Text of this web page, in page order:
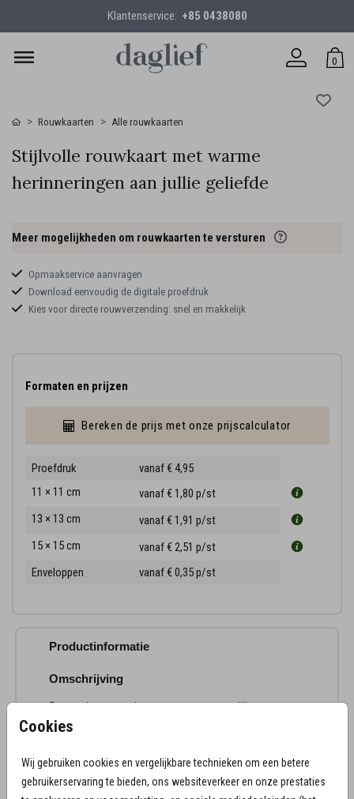
Klantenservice: +85 0438080
0
Cookies
Wij gebruiken cookies en vergelijkbare technieken om een betere
gebruikerservaring te bieden, ons websiteverkeer en onze prestaties
Rouwkaarten Alle rouwkaarten
Stijlvolle rouwkaart met warme
herinneringen aan jullie geliefde
Meer mogelijkheden om rouwkaarten te versturen
Opmaakservice aanvragen
Download eenvoudig de digitale proefdruk
Kies voor directe rouwverzending: snel en makkelijk
Formaten en prijzen
Bereken de prijs met onze prijscalculator
Proefdruk
vanaf € 4,95
11 × 11 cm
vanaf € 1,80 p/st
13 × 13 cm
vanaf € 1,91 p/st
15 × 15 cm
vanaf € 2,51 p/st
Enveloppen
vanaf € 0,35p/st
Productinformatie
Omschrijving
Een moderne rouwkaart met een persoonlijke
uitstraling. Foto’s en warme woorden eren zijn liefde